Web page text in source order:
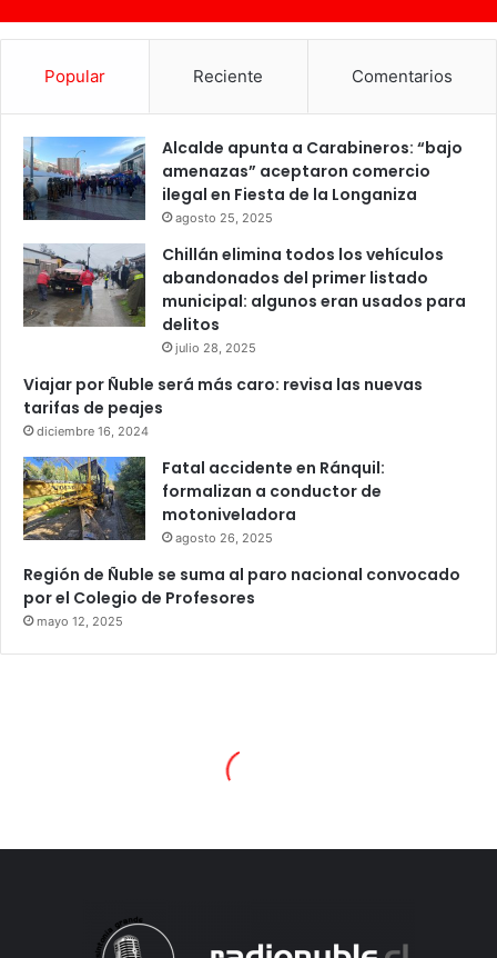
Popular Reciente Comentarios
Alcalde apunta a Carabineros: “bajo
amenazas” aceptaron comercio
ilegal en Fiesta de la Longaniza
agosto 25, 2025
Chillán elimina todos los vehículos
abandonados del primer listado
municipal: algunos eran usados para
delitos
julio 28, 2025
Viajar por Ñuble será más caro: revisa las nuevas
tarifas de peajes
diciembre 16, 2024
Fatal accidente en Ránquil:
formalizan a conductor de
motoniveladora
agosto 26, 2025
Región de Ñuble se suma al paro nacional convocado
por el Colegio de Profesores
mayo 12, 2025